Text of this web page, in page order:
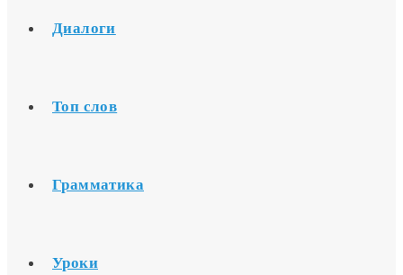
Диалоги
Топ слов
Грамматика
Уроки